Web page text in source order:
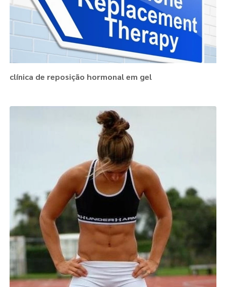
clínica de reposição hormonal em gel